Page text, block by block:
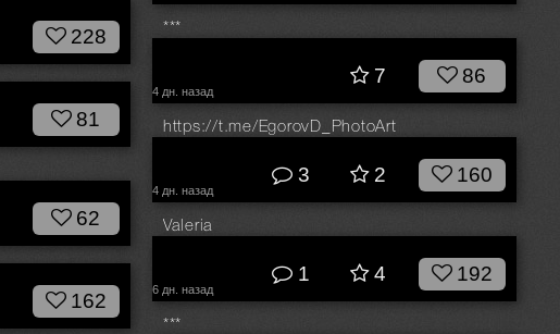
***
228
4 дн. назад
7 86
https://t.me/EgorovD_PhotoArt
81
4 дн. назад
3 2 160
Valeria
62
6 дн. назад
1 4 192
***
162